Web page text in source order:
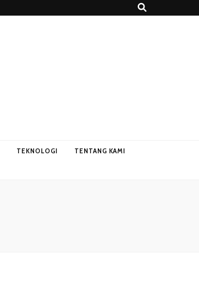
TEKNOLOGI TENTANG KAMI